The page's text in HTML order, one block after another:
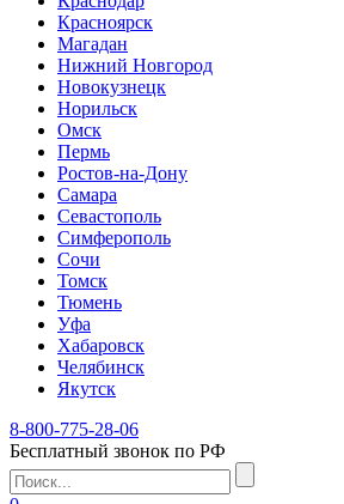
Красноярск
Магадан
Нижний Новгород
Новокузнецк
Норильск
Омск
Пермь
Ростов-на-Дону
Самара
Севастополь
Симферополь
Сочи
Томск
Тюмень
Уфа
Хабаровск
Челябинск
Якутск
8-800-775-28-06
Бесплатный звонок по РФ